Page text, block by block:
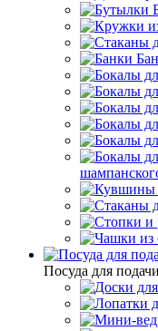
Посуда для подачи